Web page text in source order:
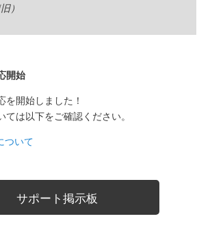
）
開始
を開始しました！
は以下をご確認ください。
ついて
サポート掲示板